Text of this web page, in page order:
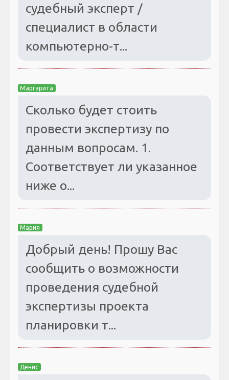
судебный эксперт /
специалист в области
компьютерно-т...
Маргарита
Сколько будет стоить
провести экспертизу по
данным вопросам. 1.
Соответствует ли указанное
ниже о...
Мария
Добрый день! Прошу Вас
сообщить о возможности
проведения судебной
экспертизы проекта
планировки т...
Денис